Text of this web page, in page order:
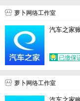
萝卜网络工作室
汽车之家
已缴保
萝卜网络工作室